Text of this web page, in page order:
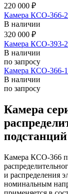
220 000 ₽
Камера КСО-366-
В наличии
320 000 ₽
Камера КСО-393-
В наличии
по запросу
Камера КСО-366-
В наличии
по запросу
Камера
Камера КСО-366
и распределения
номинальным